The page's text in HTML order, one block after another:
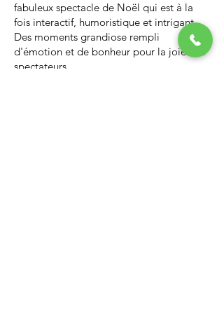
fabuleux spectacle de Noël qui est à la
fois interactif, humoristique et intrigant.
Des moments grandiose rempli
d'émotion et de bonheur pour la joie des
spectateurs.